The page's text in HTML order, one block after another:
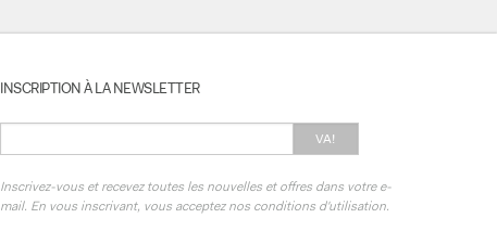
INSCRIPTION À LA NEWSLETTER
VA!
Inscrivez-vous et recevez toutes les nouvelles et offres dans votre e-
mail. En vous inscrivant, vous acceptez nos conditions d'utilisation.